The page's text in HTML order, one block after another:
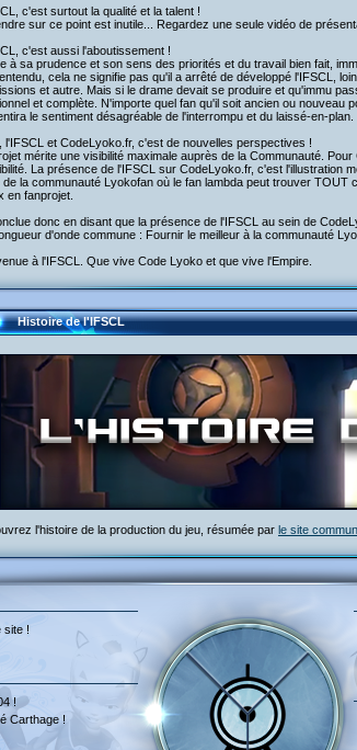
c'est surtout la qualité et la talent !
sur ce point est inutile... Regardez une seule vidéo de
c'est aussi l'aboutissement !
à sa prudence et son sens des priorités et du travail bien fait,
cela ne signifie pas qu'il a arrêté de développé l'IFSCL,
et autre. Mais si le drame devait se produire et qu'immu
et complète. N'importe quel fan qu'il soit ancien ou nouveau
le sentiment désagréable de l'interrompu et du laissé-en-plan.
l'IFSCL et CodeLyoko.fr, c'est de nouvelles perspectives !
mérite une visibilité maximale auprès de la Communauté.
La présence de l'IFSCL sur CodeLyoko.fr, c'est l'illustration
de la communauté Lyokofan où le fan lambda peut trouver
en fanprojet.
donc en disant que la présence de l'IFSCL au sein de
d'onde commune : Fournir le meilleur à la communauté
à l'IFSCL. Que vive Code Lyoko et que vive l'Empire.
Histoire de l'IFSCL
l'histoire de la production du jeu, résumée par le site
site !
!
Carthage !